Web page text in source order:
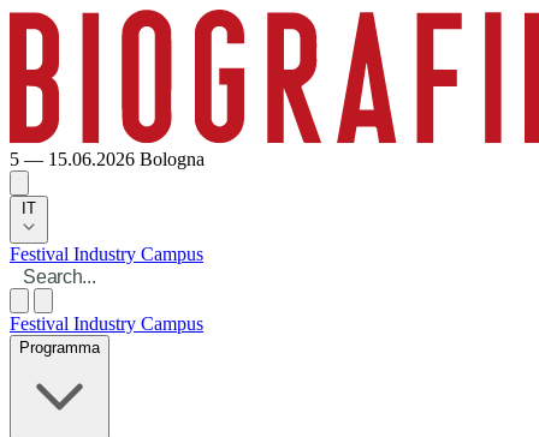
5 — 15.06.2026 Bologna
IT
Festival Industry Campus
Festival Industry Campus
Programma